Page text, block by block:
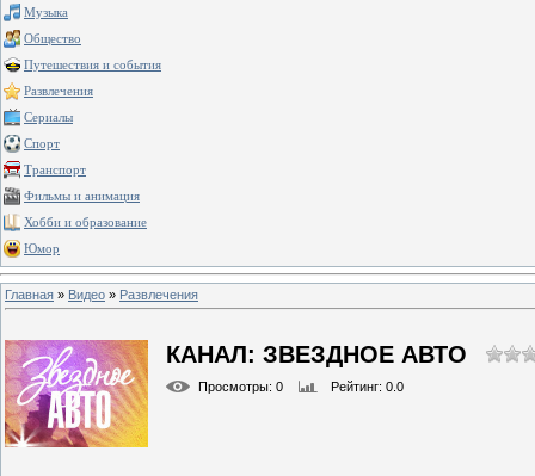
Музыка
Общество
Путешествия и события
Развлечения
Сериалы
Спорт
Транспорт
Фильмы и анимация
Хобби и образование
Юмор
Главная » Видео » Развлечения
КАНАЛ: ЗВЕЗДНОЕ АВТО
Просмотры: 0 Рейтинг: 0.0